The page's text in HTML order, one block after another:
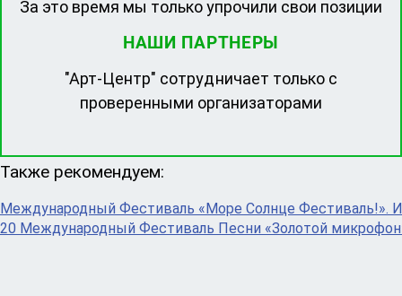
За это время мы только упрочили свои позиции
НАШИ ПАРТНЕРЫ
"Арт-Центр" сотрудничает только с
проверенными организаторами
Также рекомендуем:
Международный Фестиваль «Море Солнце Фестиваль!».
20 Международный Фестиваль Песни «Золотой